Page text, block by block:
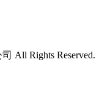
All Rights Reserved.